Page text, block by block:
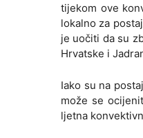
tijekom ove
lokalno za
je uočiti da su
Hrvatske i
Iako su na
može se
ljetna